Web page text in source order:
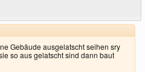
Gebäude ausgelatscht seihen sry
so aus gelatscht sind dann baut